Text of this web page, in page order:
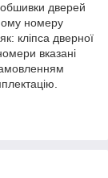
обшивки дверей
номеру
кліпса дверної
вказані